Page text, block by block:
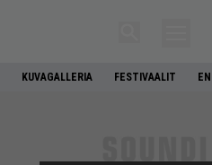
KUVAGALLERIA FESTIVAALIT